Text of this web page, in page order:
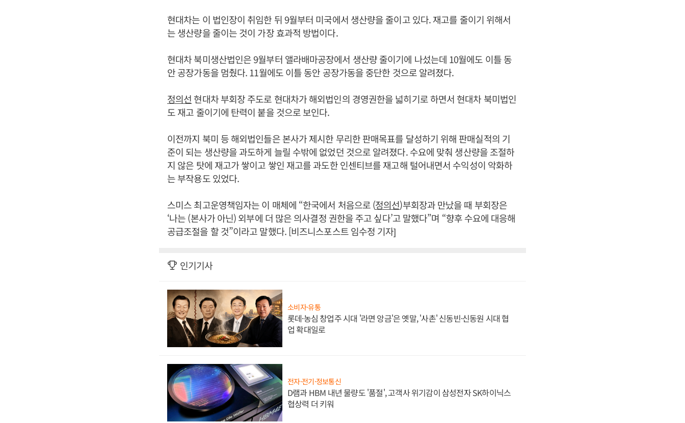
현대차는 이 법인장이 취임한 뒤 9월부터 미국에서 생산량을 줄이고 있다. 재고를 줄이기 위해서
는 생산량을 줄이는 것이 가장 효과적 방법이다.
현대차 북미생산법인은 9월부터 앨라배마공장에서 생산량 줄이기에 나섰는데 10월에도 이틀 동
안 공장가동을 멈췄다. 11월에도 이틀 동안 공장가동을 중단한 것으로 알려졌다.
정의선 현대차 부회장 주도로 현대차가 해외법인의 경영권한을 넓히기로 하면서 현대차 북미법인
도 재고 줄이기에 탄력이 붙을 것으로 보인다.
이전까지 북미 등 해외법인들은 본사가 제시한 무리한 판매목표를 달성하기 위해 판매실적의 기
준이 되는 생산량을 과도하게 늘릴 수밖에 없었던 것으로 알려졌다. 수요에 맞춰 생산량을 조절하
지 않은 탓에 재고가 쌓이고 쌓인 재고를 과도한 인센티브를 재고해 털어내면서 수익성이 악화하
는 부작용도 있었다.
스미스 최고운영책임자는 이 매체에 “한국에서 처음으로 (정의선)부회장과 만났을 때 부회장은
‘나는 (본사가 아닌) 외부에 더 많은 의사결정 권한을 주고 싶다’고 말했다”며 “향후 수요에 대응해
공급조절을 할 것”이라고 말했다. [비즈니스포스트 임수정 기자]
인기기사
소비자·유통
롯데·농심 창업주 시대 '라면 앙금'은 옛말, '사촌' 신동빈·신동원 시대 협
업 확대일로
전자·전기·정보통신
D램과 HBM 내년 물량도 '품절', 고객사 위기감이 삼성전자 SK하이닉스
협상력 더 키워